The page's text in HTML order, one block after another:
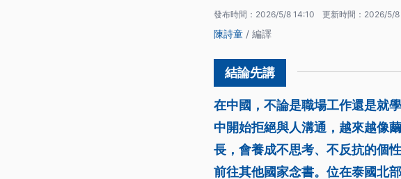
發布時間： 2026/5/8 14:10 更新時間： 2026/5/8
陳詩童 / 編譯
在中國，不論是職場工作還是就
中開始拒絕與人溝通，越來越像
長，會養成不思考、不反抗的個
前往其他國家念書。位在泰國北